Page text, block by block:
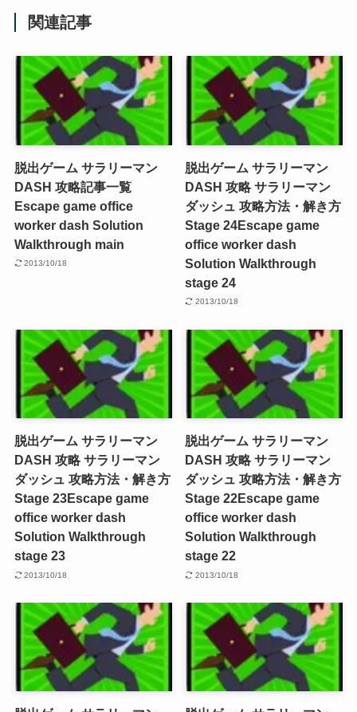
関連記事
脱出ゲーム サラリーマン
DASH 攻略記事一覧
Escape game office
worker dash Solution
Walkthrough main
2013/10/18
脱出ゲーム サラリーマン
DASH 攻略 サラリーマン
ダッシュ 攻略方法・解き方
Stage 24Escape game
office worker dash
Solution Walkthrough
stage 24
2013/10/18
脱出ゲーム サラリーマン
DASH 攻略 サラリーマン
ダッシュ 攻略方法・解き方
Stage 23Escape game
office worker dash
Solution Walkthrough
stage 23
2013/10/18
脱出ゲーム サラリーマン
DASH 攻略 サラリーマン
ダッシュ 攻略方法・解き方
Stage 22Escape game
office worker dash
Solution Walkthrough
stage 22
2013/10/18